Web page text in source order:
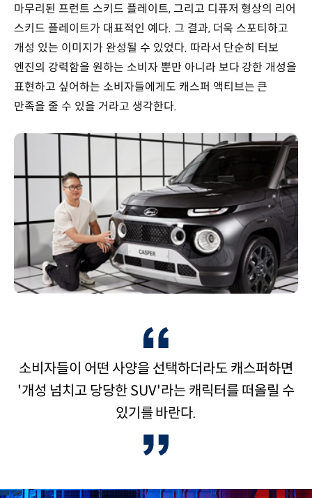
마무리된 프런트 스키드 플레이트, 그리고 디퓨저 형상의 리어
스키드 플레이트가 대표적인 예다. 그 결과, 더욱 스포티하고
개성 있는 이미지가 완성될 수 있었다. 따라서 단순히 터보
엔진의 강력함을 원하는 소비자 뿐만 아니라 보다 강한 개성을
표현하고 싶어하는 소비자들에게도 캐스퍼 액티브는 큰
만족을 줄 수 있을 거라고 생각한다.
소비자들이 어떤 사양을 선택하더라도 캐스퍼하면
'개성 넘치고 당당한 SUV'라는 캐릭터를 떠올릴 수
있기를 바란다.